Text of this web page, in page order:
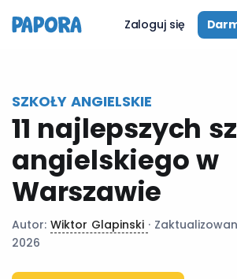
Zaloguj się
SZKOŁY ANGIELSKIE
11 najlepszych
angielskiego w
Warszawie
Autor: Wiktor Glapinski ·
2026